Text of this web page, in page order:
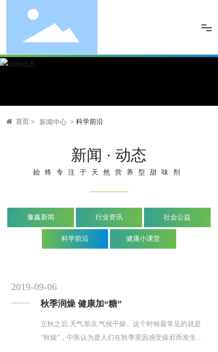
网站首页
产品中心
联系豫鑫
首页 新闻中心 科学前沿
新闻 · 动态
始终专注于天然营养型甜味剂
豫鑫新闻 行业资讯 社会公益
科学前沿 健康小课堂
2019-09-06
秋季润燥 健康加“糖”
立秋之后,天气渐凉,气候干燥。这个时候最常见的就是
“秋燥”，中医认为是人们在秋季里因感受燥邪而发生的